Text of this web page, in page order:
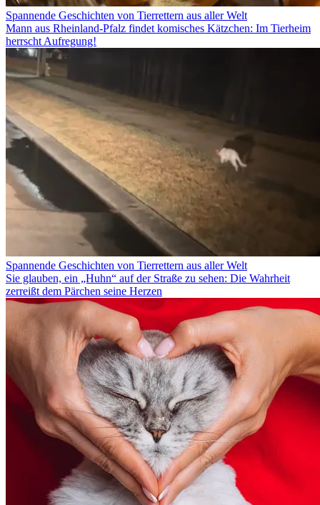
Spannende Geschichten von Tierrettern aus aller Welt
Mann aus Rheinland-Pfalz findet komisches Kätzchen: Im Tierheim
herrscht Aufregung!
Spannende Geschichten von Tierrettern aus aller Welt
Sie glauben, ein „Huhn“ auf der Straße zu sehen: Die Wahrheit
zerreißt dem Pärchen seine Herzen